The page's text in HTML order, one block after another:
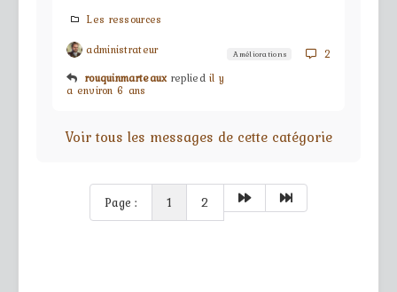
Les ressources
administrateur
rouquinmarteaux repliedil y
a environ 6 ans
Améliorations 2
Voir tous les messages de cette catégorie
Page : 1 2